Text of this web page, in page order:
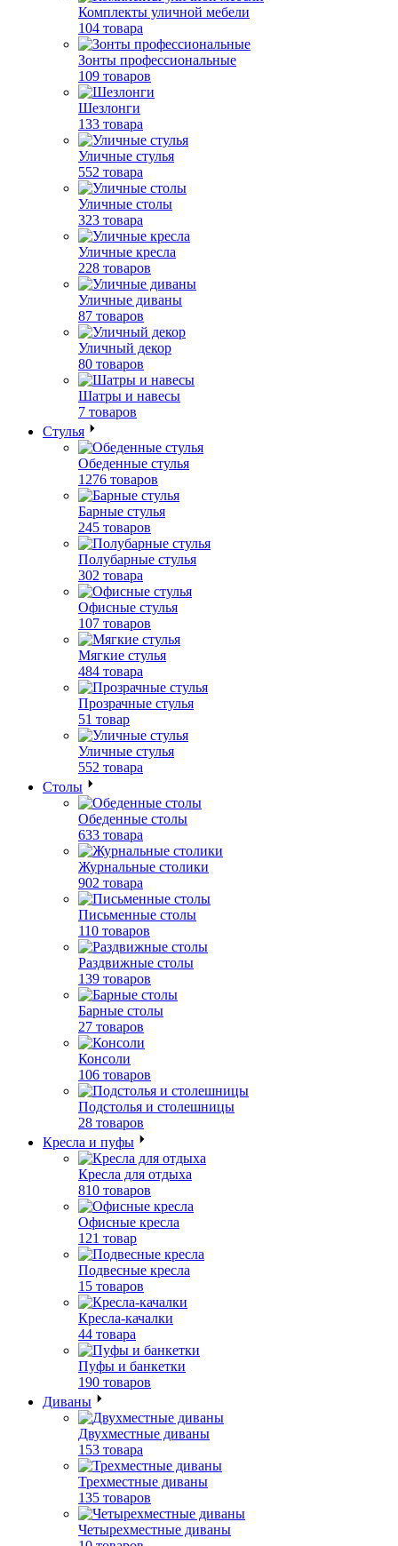
Комплекты уличной мебели
104 товара
Зонты профессиональные
109 товаров
Шезлонги
133 товара
Уличные стулья
552 товара
Уличные столы
323 товара
Уличные кресла
228 товаров
Уличные диваны
87 товаров
Уличный декор
80 товаров
Шатры и навесы
7 товаров
Стулья
Обеденные стулья
1276 товаров
Барные стулья
245 товаров
Полубарные стулья
302 товара
Офисные стулья
107 товаров
Мягкие стулья
484 товара
Прозрачные стулья
51 товар
Уличные стулья
552 товара
Столы
Обеденные столы
633 товара
Журнальные столики
902 товара
Письменные столы
110 товаров
Раздвижные столы
139 товаров
Барные столы
27 товаров
Консоли
106 товаров
Подстолья и столешницы
28 товаров
Кресла и пуфы
Кресла для отдыха
810 товаров
Офисные кресла
121 товар
Подвесные кресла
15 товаров
Кресла-качалки
44 товара
Пуфы и банкетки
190 товаров
Диваны
Двухместные диваны
153 товара
Трехместные диваны
135 товаров
Четырехместные диваны